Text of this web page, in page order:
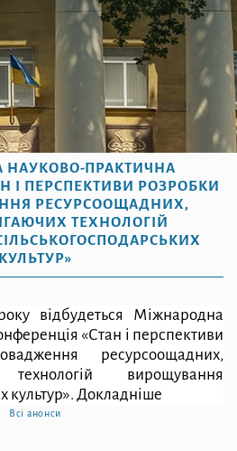
ПРАКТИЧНА
І ПЕРСПЕКТИВИ РОЗРОБКИ
РЕСУРСООЩАДНИХ,
ТЕХНОЛОГІЙ
КУЛЬТУР»
відбудеться Міжнародна
«Стан і перспективи
ресурсоощадних,
технологій вирощування
культур». Докладніше
Всі анонси